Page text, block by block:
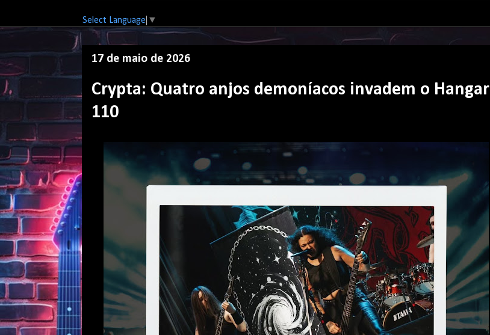
Select Language ▼
17 de maio de 2026
Crypta: Quatro anjos demoníacos invadem o Hangar
110